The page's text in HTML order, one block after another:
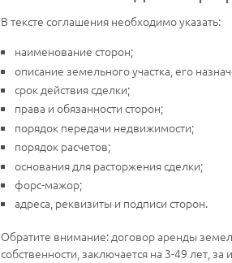
В тексте соглашения необходимо указать:
наименование сторон;
описание земельного участка, его
срок действия сделки;
права и обязанности сторон;
порядок передачи недвижимости;
порядок расчетов;
основания для расторжения сделки;
форс-мажор;
адреса, реквизиты и подписи сторон.
Обратите внимание: договор аренды
собственности, заключается на 3-49 лет,